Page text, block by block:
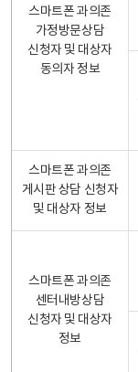
스마트폰 과의존
가정방문상담
신청자 및 대상자
동의자 정보
스마트폰 과의존
게시판 상담 신청자
및 대상자 정보
스마트폰 과의존
센터내방상담
신청자 및 대상자
정보